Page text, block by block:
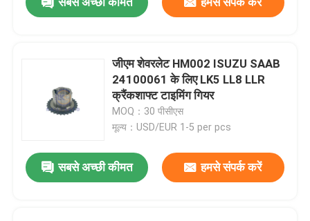
जीएम शेवरलेट HM002 ISUZU SAAB
24100061 के लिए LK5 LL8 LLR
क्रैंकशाफ्ट टाइमिंग गियर
MOQ：30 पीसीएस
मूल्य：USD/EUR 1-5 per pcs
सबसे अच्छी कीमत हमसे संपर्क करें